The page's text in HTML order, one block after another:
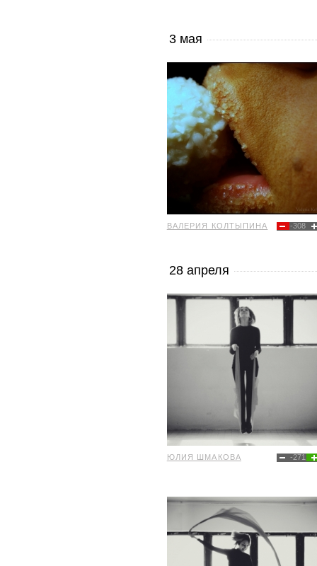
3 мая
-308
ВАЛЕРИЯ КОЛТЫПИНА
28 апреля
-271
ЮЛИЯ ШМАКОВА